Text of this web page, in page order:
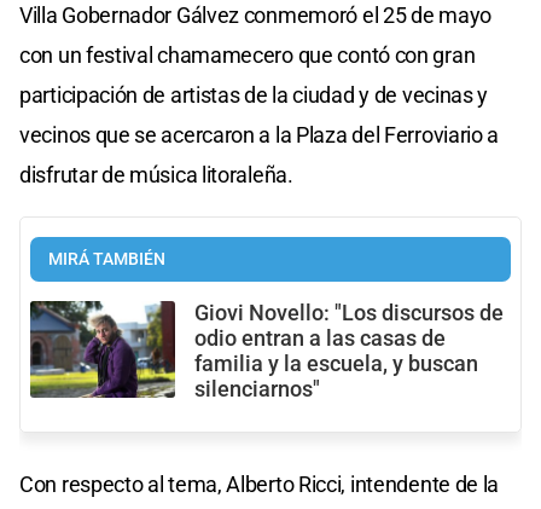
Villa Gobernador Gálvez conmemoró el 25 de mayo
con un festival chamamecero que contó con gran
participación de artistas de la ciudad y de vecinas y
vecinos que se acercaron a la Plaza del Ferroviario a
disfrutar de música litoraleña.
MIRÁ TAMBIÉN
Giovi Novello: "Los discursos de
odio entran a las casas de
familia y la escuela, y buscan
silenciarnos"
Con respecto al tema, Alberto Ricci, intendente de la